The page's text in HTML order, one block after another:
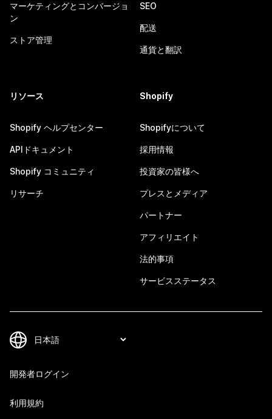
マーケティングとコンバージョ
ン
ストア管理
SEO
配送
通貨と翻訳
リソース
Shopify ヘルプセンター
APIドキュメント
Shopify コミュニティ
リサーチ
Shopify
Shopifyについて
採用情報
投資家の皆様へ
プレスとメディア
パートナー
アフィリエイト
法的事項
サービスステータス
開発者ログイン
利用規約